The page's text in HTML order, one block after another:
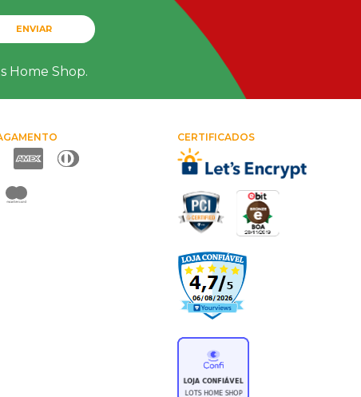
Home Shop.
ENVIAR
CERTIFICADOS